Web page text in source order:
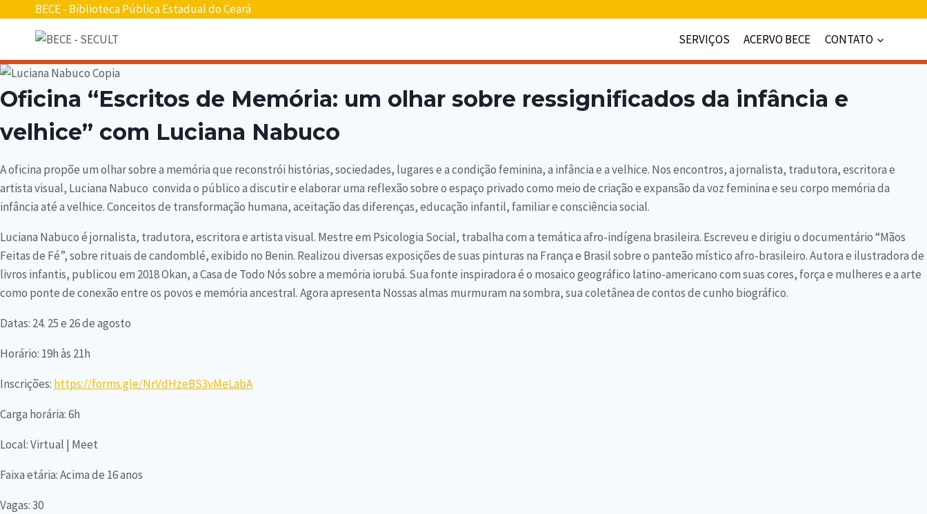
BECE - Biblioteca Pública Estadual do Ceará
SERVIÇOS
ACERVO BECE CONTATO
Oficina “Escritos de Memória: um olhar sobre ressignificados da infância e
velhice” com Luciana Nabuco
A oficina propõe um olhar sobre a memória que reconstrói histórias, sociedades, lugares e a condição feminina, a infância e a velhice. Nos encontros, a jornalista, tradutora, escritora e
artista visual, Luciana Nabuco convida o público a discutir e elaborar uma reflexão sobre o espaço privado como meio de criação e expansão da voz feminina e seu corpo memória da
infância até a velhice. Conceitos de transformação humana, aceitação das diferenças, educação infantil, familiar e consciência social.
Luciana Nabuco é jornalista, tradutora, escritora e artista visual. Mestre em Psicologia Social, trabalha com a temática afro-indígena brasileira. Escreveu e dirigiu o documentário “Mãos
Feitas de Fé”, sobre rituais de candomblé, exibido no Benin. Realizou diversas exposições de suas pinturas na França e Brasil sobre o panteão místico afro-brasileiro. Autora e ilustradora de
livros infantis, publicou em 2018 Okan, a Casa de Todo Nós sobre a memória iorubá. Sua fonte inspiradora é o mosaico geográfico latino-americano com suas cores, força e mulheres e a arte
como ponte de conexão entre os povos e memória ancestral. Agora apresenta Nossas almas murmuram na sombra, sua coletânea de contos de cunho biográfico.
Datas: 24. 25 e 26 de agosto
Horário: 19h às 21h
Inscrições: https://forms.gle/NrVdHzeBS3vMeLabA
Carga horária: 6h
Local: Virtual | Meet
Faixa etária: Acima de 16 anos
Vagas: 30